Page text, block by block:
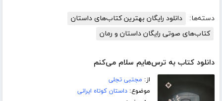
دسته‌ها:
دانلود رایگان بهترین کتاب‌های داستان
کتاب‌های صوتی رایگان داستان و رمان
دانلود کتاب به ترس‌هایم سلام می‌کنم
از: مجتبی تجلی
موضوع:داستان کوتاه ایرانی